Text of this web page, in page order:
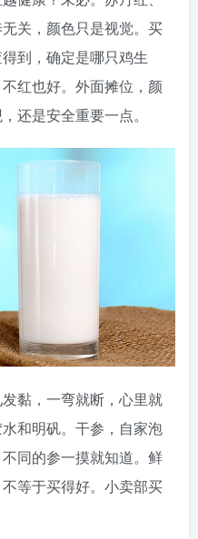
关，颜色只是视觉。买
到，确定是哪只鸡生
红也好。外面摊位，颜
还是安全重要一点。
黏，一弯就断，心里就
和明矾。干参，自家泡
同的参一摸就知道。鲜
等于买得好。小卖部买